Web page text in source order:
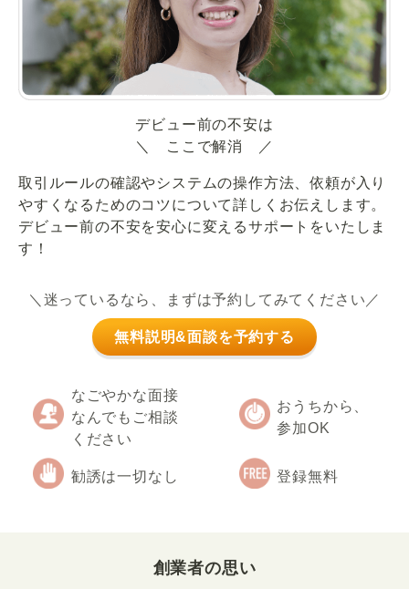
デビュー前の不安は
＼ ここで解消 ／
取引ルールの確認やシステムの操作方法、依頼が入り
やすくなるためのコツについて詳しくお伝えします。
デビュー前の不安を安心に変えるサポートをいたしま
す！
＼迷っているなら、まずは予約してみてください／
無料説明&面談を予約する
なごやかな面接
なんでもご相談
ください
おうちから、
参加OK
勧誘は一切なし 登録無料
創業者の思い